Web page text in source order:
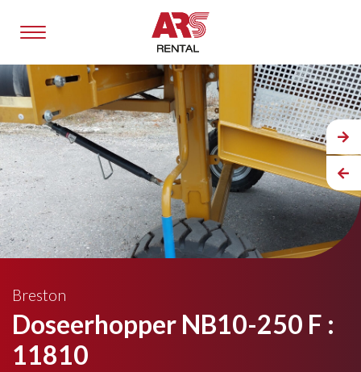
Breston
Doseerhopper NB10-250 F :
11810